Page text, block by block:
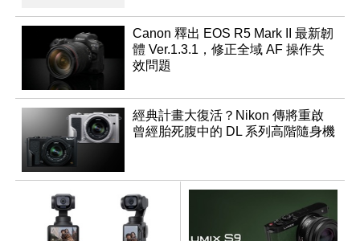
Canon 釋出 EOS R5 Mark II 最新韌
體 Ver.1.3.1，修正全域 AF 操作失
效問題
經典計畫大復活？Nikon 傳將重啟
曾經胎死腹中的 DL 系列高階隨身機